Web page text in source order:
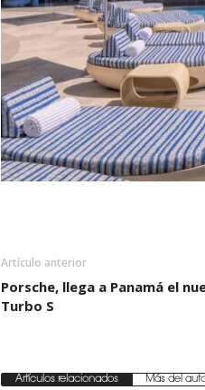
Artículo anterior
Porsche, llega a Panamá el
Turbo S
Artículos relacionados Más del